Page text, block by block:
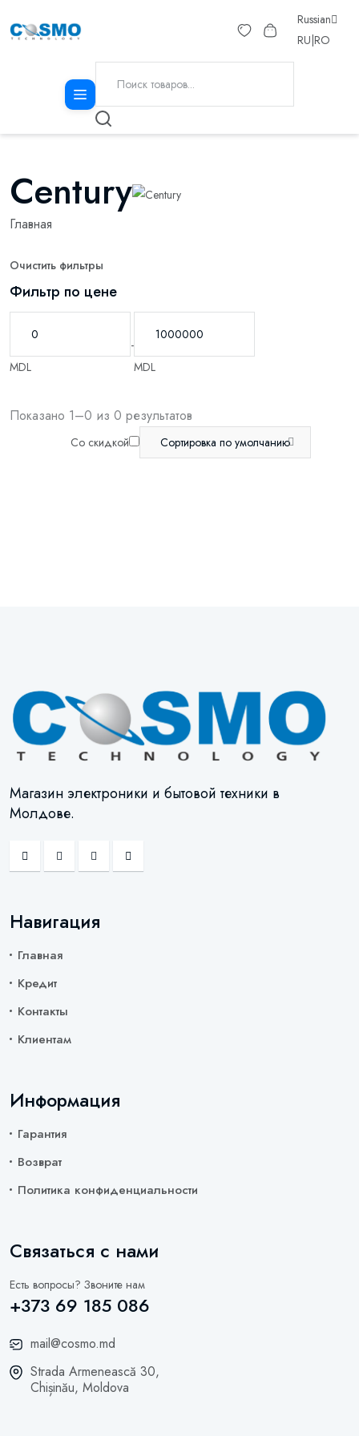
Russian
RU RO
Century
Главная
Очистить фильтры
Фильтр по цене
MDL
-
MDL
Показано 1–0 из 0 результатов
Со скидкой Сортировка по умолчанию
Магазин электроники и бытовой техники в
Молдове.
Навигация
Главная
Кредит
Контакты
Клиентам
Информация
Гарантия
Возврат
Политика конфиденциальности
Связаться с нами
Есть вопросы? Звоните нам
+373 69 185 086
mail@cosmo.md
Strada Armenească 30,
Chișinău, Moldova